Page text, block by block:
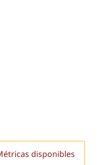
disponibles